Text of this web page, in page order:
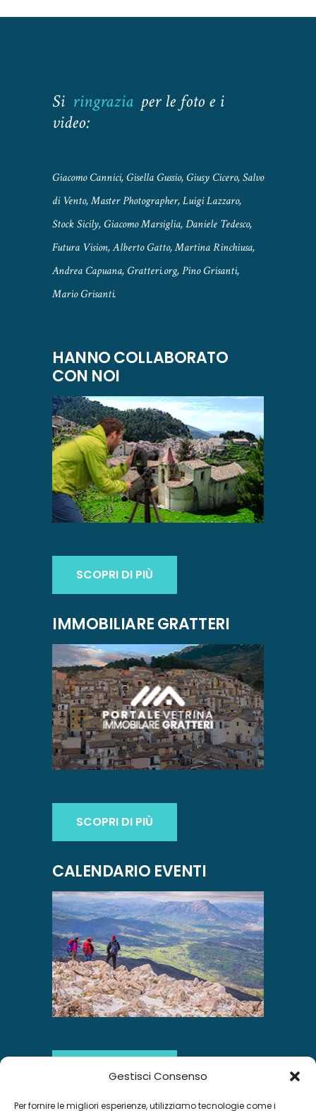
Gestisci Consenso
Per fornire le migliori esperienze, utilizziamo tecnologie come i
Si ringrazia per le foto e i
video:
Giacomo Cannici, Gisella Gussio, Giusy Cicero, Salvo
di Vento, Master Photographer, Luigi Lazzaro,
Stock Sicily, Giacomo Marsiglia, Daniele Tedesco,
Futura Vision, Alberto Gatto, Martina Rinchiusa,
Andrea Capuana, Gratteri.org, Pino Grisanti,
Mario Grisanti.
HANNO COLLABORATO
CON NOI
SCOPRI DI PIÙ
IMMOBILIARE GRATTERI
SCOPRI DI PIÙ
CALENDARIO EVENTI
SCOPRI DI PIÙ